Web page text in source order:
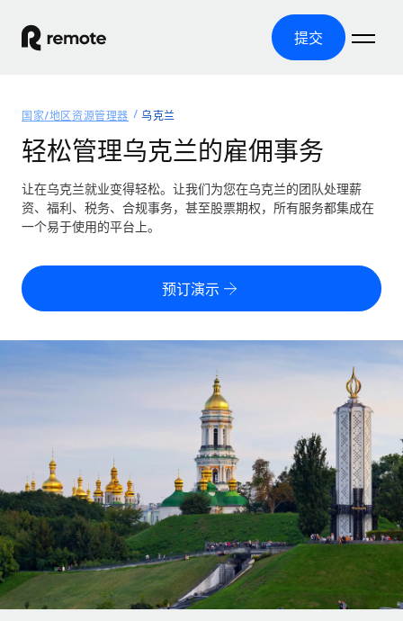
提交
产品
全球招聘
全球薪资管理
轻松运行合规薪资
零实体成本实现全球扩张
全球合规聘用合同工
外包复杂雇佣任务
基础设施
Remote Embedded
将人力资源无缝融入工作流程
覆盖全球
美国各州浏览器
成长阶段
初创企业
为成长型企业量身打造的全球敏捷型人力资源与薪资解决方案
中型市场
通过定制化人力资源解决方案扩展团队
企业
资源
工具与计算器
误分类风险计算工具
员工成本计算器
探索全球合同工的结算货币选项与结算速度
通过 REMOTE 学习
研究与指引
案例研究
人力资源术语表
定价
中文（简体）
Français
Deutsch
Español
Italiano
登录
国家/地区资源管理器 乌克兰
轻松管理乌克兰的雇佣事务
让在乌克兰就业变得轻松。让我们为您在乌克兰的团队处理薪
资、福利、税务、合规事务，甚至股票期权，所有服务都集成在
一个易于使用的平台上。
预订演示